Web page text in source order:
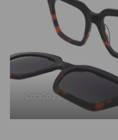
CocaCola